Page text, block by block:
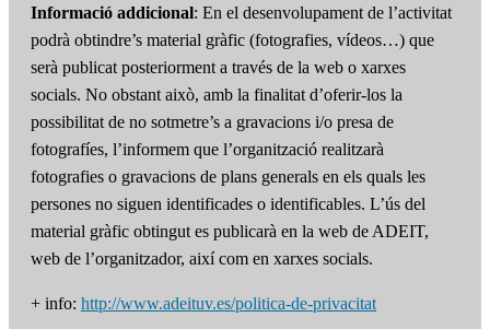
Informació addicional: En el desenvolupament de l’activitat
podrà obtindre’s material gràfic (fotografies, vídeos…) que
serà publicat posteriorment a través de la web o xarxes
socials. No obstant això, amb la finalitat d’oferir-los la
possibilitat de no sotmetre’s a gravacions i/o presa de
fotografíes, l’informem que l’organització realitzarà
fotografies o gravacions de plans generals en els quals les
persones no siguen identificades o identificables. L’ús del
material gràfic obtingut es publicarà en la web de ADEIT,
web de l’organitzador, així com en xarxes socials.
+ info: http://www.adeituv.es/politica-de-privacitat